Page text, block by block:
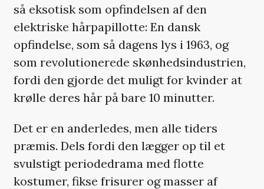
så eksotisk som opfindelsen af den
elektriske hårpapillotte: En dansk
opfindelse, som så dagens lys i 1963, og
som revolutionerede skønhedsindustrien,
fordi den gjorde det muligt for kvinder at
krølle deres hår på bare 10 minutter.
Det er en anderledes, men alle tiders
præmis. Dels fordi den lægger op til et
svulstigt periodedrama med flotte
kostumer, fikse frisurer og masser af